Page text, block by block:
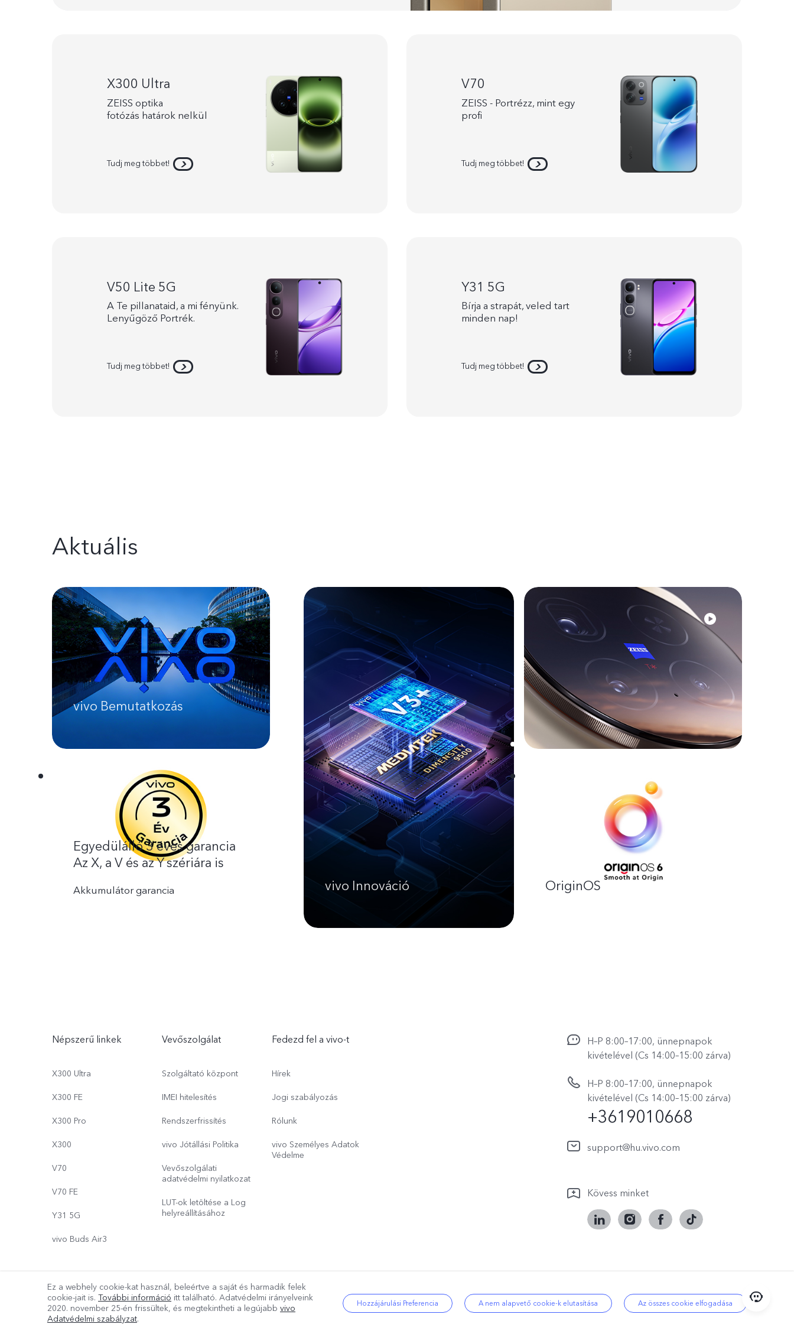
X300 Ultra
ZEISS optika
fotózás határok nelkül
Tudj meg többet!
V70
ZEISS - Portrézz, mint egy
profi
Tudj meg többet!
V50 Lite 5G
A Te pillanataid, a mi fényünk.
Lenyűgöző Portrék.
Tudj meg többet!
Y31 5G
Bírja a strapát, veled tart
minden nap!
Tudj meg többet!
Aktuális
vivo Bemutatkozás
vivo Innováció
Egyedülálló 3 éves garancia
Az X, a V és az Y szériára is
Akkumulátor garancia OriginOS
Népszerű linkek
X300 Ultra
X300 FE
X300 Pro
X300
V70
V70 FE
Y31 5G
vivo Buds Air3
Vevőszolgálat
Szolgáltató központ
IMEI hitelesítés
Rendszerfrissítés
vivo Jótállási Politika
Vevőszolgálati
adatvédelmi nyilatkozat
LUT-ok letöltése a Log
helyreállításához
Fedezd fel a vivo-t
Hírek
Jogi szabályozás
Rólunk
vivo Személyes Adatok
Védelme
H–P 8:00–17:00, ünnepnapok
kivételével (Cs 14:00–15:00 zárva)
H–P 8:00–17:00, ünnepnapok
kivételével (Cs 14:00–15:00 zárva)
+3619010668
support@hu.vivo.com
Kövess minket
Copyright © 2026 vivo Mobile Communication Co.,Ltd.Minden jog fenntartva. Adatvédelmi szabályzat | Cookie szabályozás | Adatvédelmi támogatás |
A vivo adatokra vonatkozó irányelve
| Cookie beállítások
Hungary | Válasszon
országot/régiót
Ez a webhely cookie-kat használ, beleértve a saját és harmadik felek
cookie-jait is. További információ itt található. Adatvédelmi irányelveink
2020. november 25-én frissültek, és megtekintheti a legújabb vivo
Adatvédelmi szabályzat.
Hozzájárulási Preferencia A nem alapvető cookie-k elutasítása Az összes cookie elfogadása